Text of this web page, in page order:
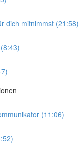
dich mitnimmst (21:58)
(11:06)